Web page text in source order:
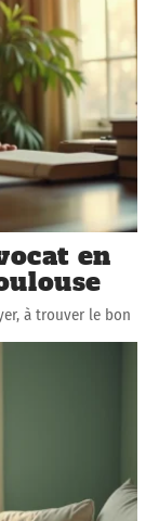
en
à trouver le bon